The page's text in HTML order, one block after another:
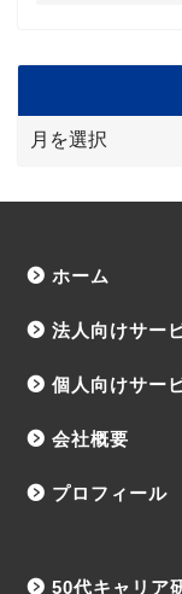
ホーム
法人向けサー
個人向けサー
会社概要
プロフィール
50代キャリア